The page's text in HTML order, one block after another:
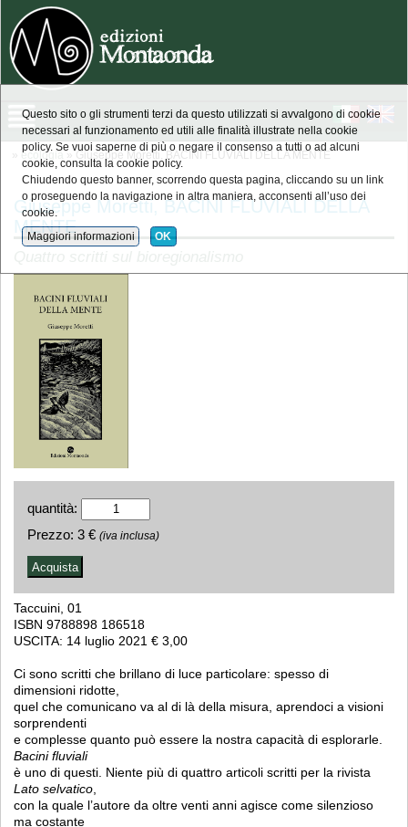
» ecologia » Giuseppe Moretti, BACINI FLUVIALI DELLA MENTE
Giuseppe Moretti, BACINI FLUVIALI DELLA
MENTE
quantità:
Prezzo: 3 € (iva inclusa)
Taccuini, 01
ISBN 9788898 186518
USCITA: 14 luglio 2021 € 3,00
Ci sono scritti che brillano di luce particolare: spesso di
dimensioni ridotte,
quel che comunicano va al di là della misura, aprendoci a visioni
sorprendenti
e complesse quanto può essere la nostra capacità di esplorarle.
Bacini fluviali
è uno di questi. Niente più di quattro articoli scritti per la rivista
Lato selvatico
con la quale l’autore da oltre venti anni agisce come silenzioso
ma costante
Questo sito o gli strumenti terzi da questo utilizzati si avvalgono di cookie
necessari al funzionamento ed utili alle finalità illustrate nella cookie
policy. Se vuoi saperne di più o negare il consenso a tutti o ad alcuni
cookie, consulta la cookie policy.
Chiudendo questo banner, scorrendo questa pagina, cliccando su un link
o proseguendo la navigazione in altra maniera, acconsenti all’uso dei
cookie.
Maggiori informazioni OK